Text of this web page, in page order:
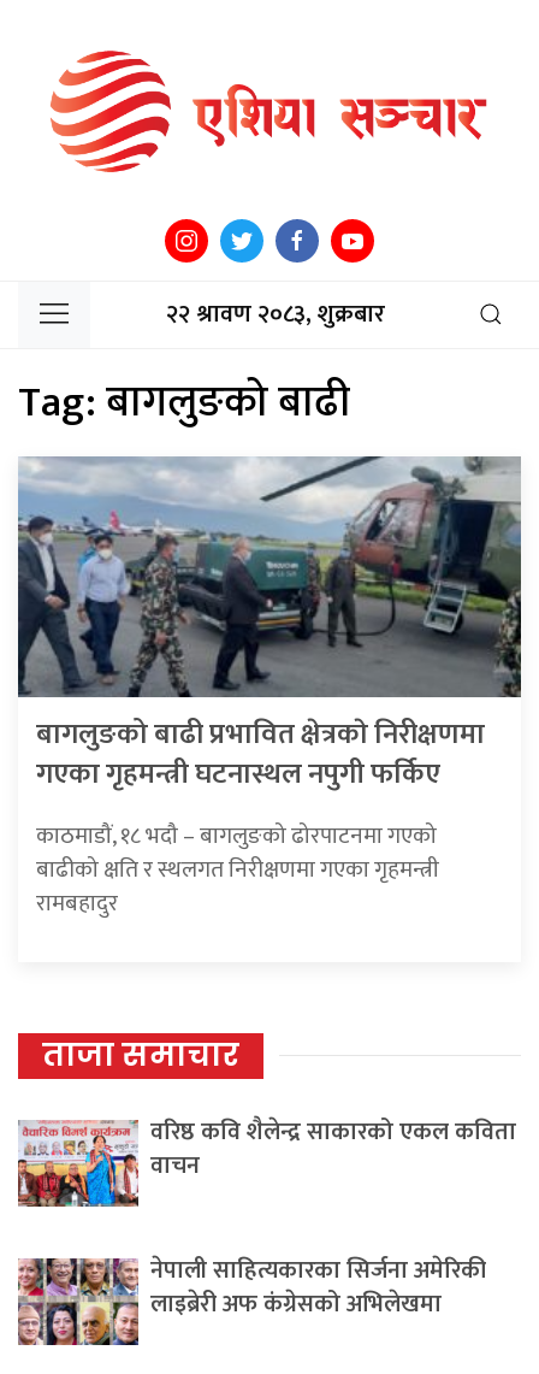
२२ श्रावण २०८३, शुक्रबार
Tag:बागलुङको बाढी
बागलुङको बाढी प्रभावित क्षेत्रकाे निरीक्षणमा
गएका गृहमन्त्री घटनास्थल नपुगी फर्किए
काठमाडौं, १८ भदौ – बागलुङको ढोरपाटनमा गएको
बाढीको क्षति र स्थलगत निरीक्षणमा गएका गृहमन्त्री
रामबहादुर
ताजा समाचार
वरिष्ठ कवि शैलेन्द्र साकारको एकल कविता
वाचन
नेपाली साहित्यकारका सिर्जना अमेरिकी
लाइब्रेरी अफ कंग्रेसको अभिलेखमा